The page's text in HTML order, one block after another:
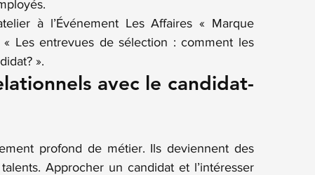
à l’Événement Les Affaires « Marque
« Les entrevues de sélection : comment les
».
avec le candidat-
profond de métier. Ils deviennent des
Approcher un candidat et l’intéresser